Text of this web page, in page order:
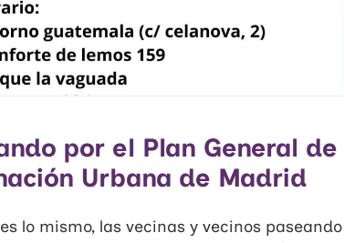
por el Plan General de
Urbana de Madrid
lo mismo, las vecinas y vecinos paseando